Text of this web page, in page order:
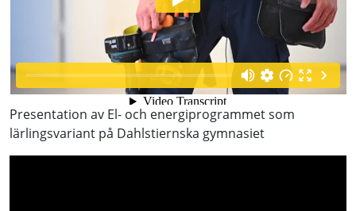
Presentation av El- och energiprogrammet som
lärlingsvariant på Dahlstiernska gymnasiet